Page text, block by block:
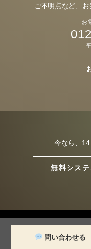
14日間無料トライアル
問い合わせる
ご不明点など、お
お
今なら、14
無料シス
This site is